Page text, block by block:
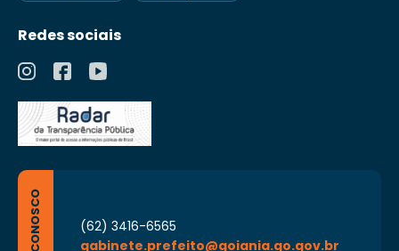
Redes sociais
(62) 3416-6565
gabinete.prefeito@goiania.go.gov.br